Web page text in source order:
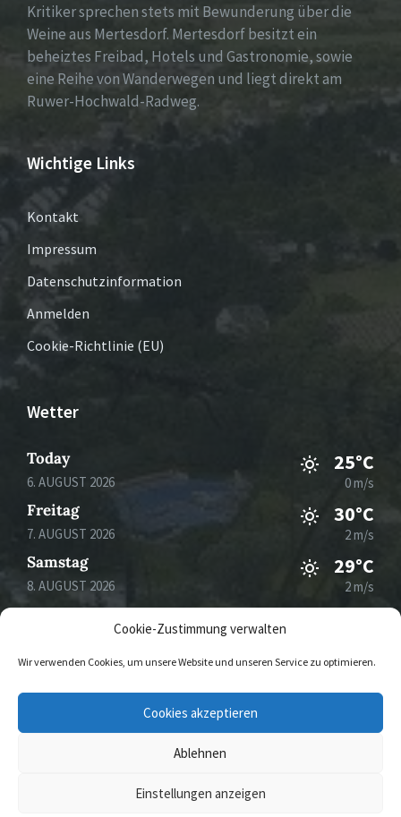
Cookie-Zustimmung verwalten
Wir verwenden Cookies, um unsere Website und unseren Service zu optimieren.
Cookies akzeptieren
Ablehnen
Einstellungen anzeigen
Kritiker sprechen stets mit Bewunderung über die
Weine aus Mertesdorf. Mertesdorf besitzt ein
beheiztes Freibad, Hotels und Gastronomie, sowie
eine Reihe von Wanderwegen und liegt direkt am
Ruwer-Hochwald-Radweg.
Wichtige Links
Kontakt
Impressum
Datenschutzinformation
Anmelden
Cookie-Richtlinie (EU)
Wetter
Today
6. AUGUST 2026
25°C
0 m/s
Freitag
7. AUGUST 2026
30°C
2 m/s
Samstag
8. AUGUST 2026
29°C
2 m/s
Sonntag